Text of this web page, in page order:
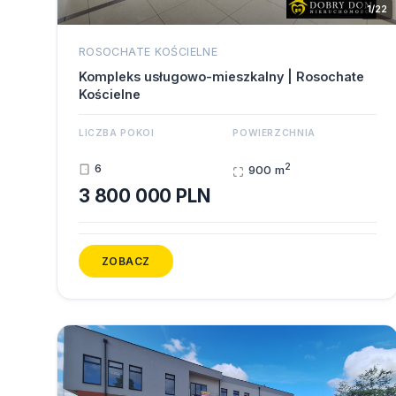
1/22
ROSOCHATE KOŚCIELNE
Kompleks usługowo-mieszkalny | Rosochate
Kościelne
LICZBA POKOI
6
POWIERZCHNIA
900 m2
3 800 000 PLN
ZOBACZ